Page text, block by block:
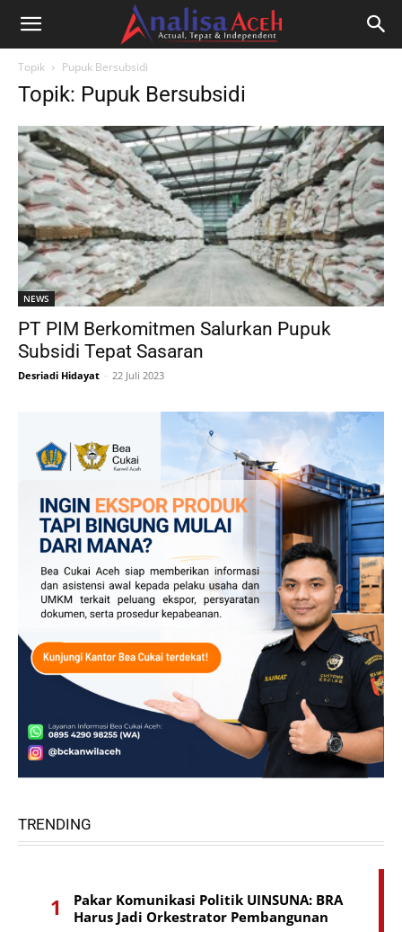
Topik Pupuk Bersubsidi
Topik: Pupuk Bersubsidi
NEWS
PT PIM Berkomitmen Salurkan Pupuk
Subsidi Tepat Sasaran
Desriadi Hidayat - 22 Juli 2023
TRENDING
Pakar Komunikasi Politik UINSUNA: BRA
Harus Jadi Orkestrator Pembangunan